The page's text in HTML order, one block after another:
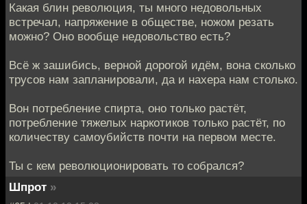
Какая блин революция, ты много недовольных
встречал, напряжение в обществе, ножом резать
можно? Оно вообще недовольство есть?
Всё ж зашибись, верной дорогой идём, вона сколько
трусов нам запланировали, да и нахера нам столько.
Вон потребление спирта, оно только растёт,
потребление тяжелых наркотиков только растёт, по
количеству самоубийств почти на первом месте.
Ты с кем революционировать то собрался?
Шпрот »